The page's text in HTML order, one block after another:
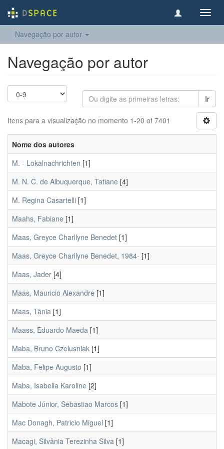
Navegação por autor
Navegação por autor
Ir
Itens para a visualização no momento 1-20 of 7401
Nome dos autores
M. - Lokalnachrichten [1]
M. N. C. de Albuquerque, Tatiane [4]
M. Regina Casartelli [1]
Maahs, Fabiane [1]
Maas, Greyce Charllyne Benedet [1]
Maas, Greyce Charllyne Benedet, 1984- [1]
Maas, Jader [4]
Maas, Mauricio Alexandre [1]
Maas, Tânia [1]
Maass, Eduardo Maeda [1]
Maba, Bruno Czelusniak [1]
Maba, Felipe Augusto [1]
Maba, Isabella Karoline [2]
Mabote Júnior, Sebastiao Marcos [1]
Mac Donagh, Patricio Miguel [1]
Macagi, Silvânia Terezinha Silva [1]